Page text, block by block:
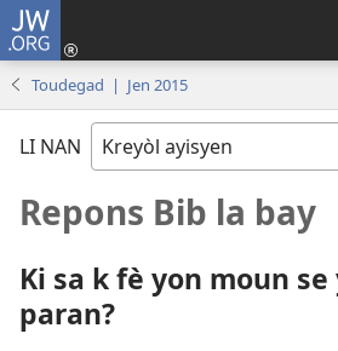
JW.ORG
Toudegad | Jen 2015
LI NAN
Repons Bib la bay
Ki sa k fè yon moun
paran?